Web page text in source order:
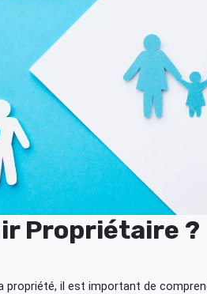
Propriétaire ?
propriété, il est important de